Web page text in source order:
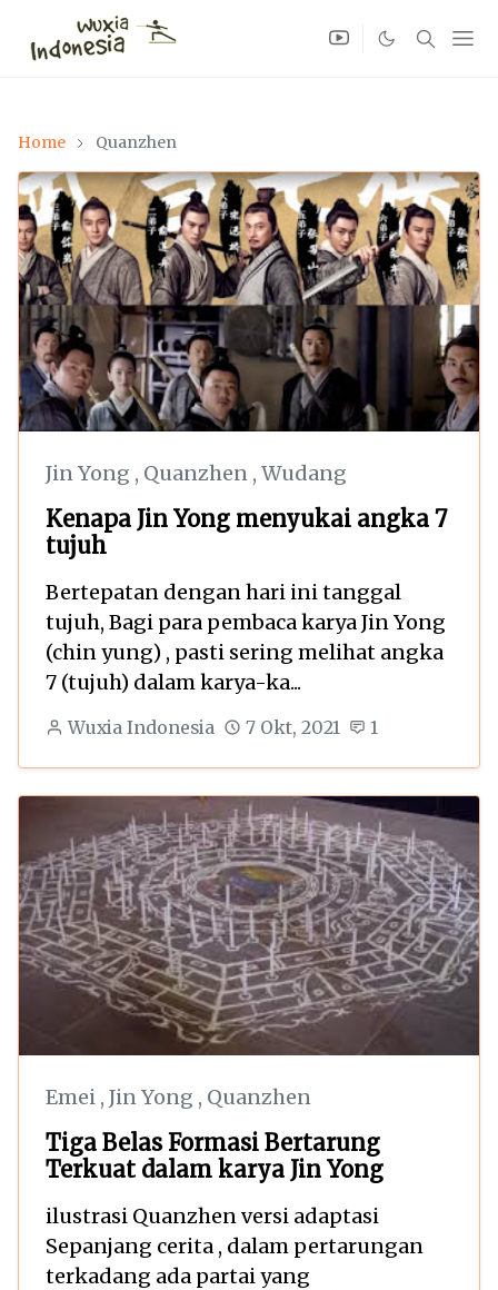
Home Quanzhen
Jin Yong , Quanzhen , Wudang
Kenapa Jin Yong menyukai angka 7
tujuh
Bertepatan dengan hari ini tanggal
tujuh, Bagi para pembaca karya Jin Yong
(chin yung) , pasti sering melihat angka
7 (tujuh) dalam karya-ka...
Wuxia Indonesia 7 Okt, 2021 1
Emei , Jin Yong , Quanzhen
Tiga Belas Formasi Bertarung
Terkuat dalam karya Jin Yong
ilustrasi Quanzhen versi adaptasi
Sepanjang cerita , dalam pertarungan
terkadang ada partai yang